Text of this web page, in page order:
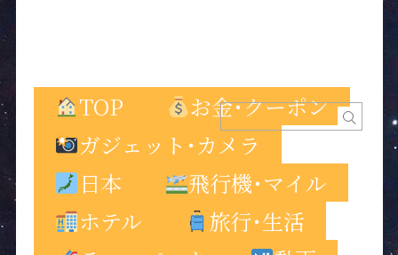
TOP
お金･クーポン
ガジェット･カメラ
日本
飛行機･マイル
ホテル
旅行･生活